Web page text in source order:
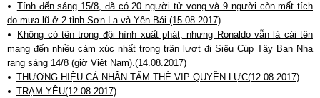
Tính đến sáng 15/8, đã có 20 người tử vong và 9 người còn mất tích
do mưa lũ ở 2 tỉnh Sơn La và Yên Bái.(15.08.2017)
Không có tên trong đội hình xuất phát, nhưng Ronaldo vẫn là cái tên
mang đến nhiều cảm xúc nhất trong trận lượt đi Siêu Cúp Tây Ban Nha
rạng sáng 14/8 (giờ Việt Nam).(14.08.2017)
THƯƠNG HIỆU CÁ NHÂN TẤM THẺ VIP QUYỀN LỰC(12.08.2017)
TRẠM YÊU(12.08.2017)